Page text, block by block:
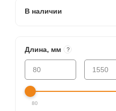
В наличии
Длина, мм ?
80